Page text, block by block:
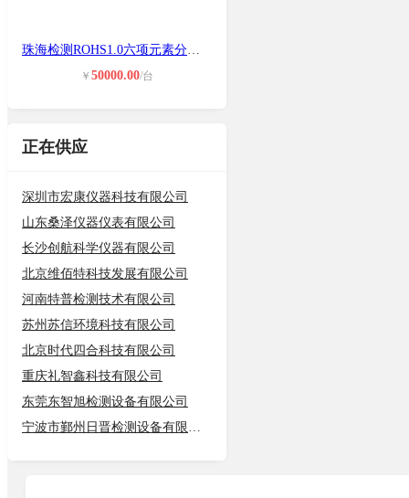
珠海检测ROHS1.0六项元素分析仪 低价
￥ 50000.00/台
正在供应
深圳市宏康仪器科技有限公司
山东桑泽仪器仪表有限公司
长沙创航科学仪器有限公司
北京维佰特科技发展有限公司
河南特普检测技术有限公司
苏州苏信环境科技有限公司
北京时代四合科技有限公司
重庆礼智鑫科技有限公司
东莞东智旭检测设备有限公司
宁波市鄞州日晋检测设备有限公司